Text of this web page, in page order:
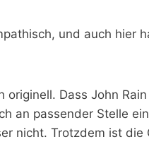
und auch hier
Dass John
an passender Stelle
nicht. Trotzdem ist die